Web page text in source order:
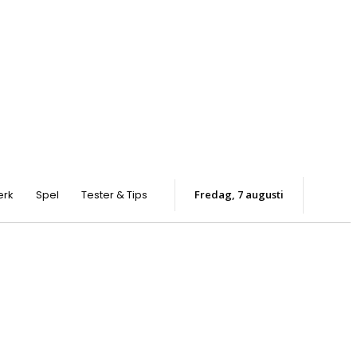
Spel Tester & Tips fredag, 7 augusti